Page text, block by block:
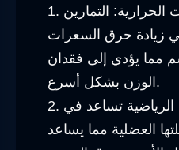
1. زيادة حرق السعرات الحرارية: التمارين
زيادة حرق السعرات
مما يؤدي إلى فقدان
الوزن بشكل أسرع.
2. بناء العضلات: التمارين الرياضية تساعد في
العضلية مما يساعد